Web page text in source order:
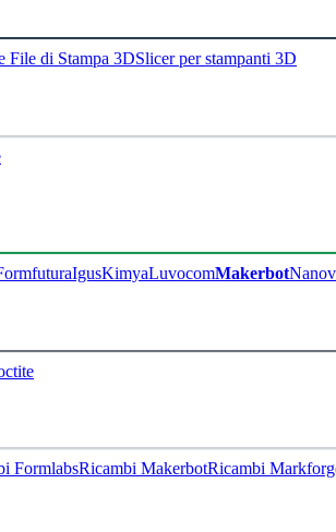
File di Stampa 3DSlicer per stampanti 3D
IgusKimyaLuvocomMakerbot
FormlabsRicambi MakerbotRicambi